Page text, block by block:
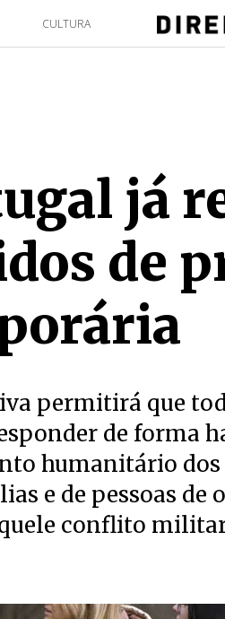
CULTURA
já
de
permitirá que
de forma
humanitário dos
e de pessoas
conflito